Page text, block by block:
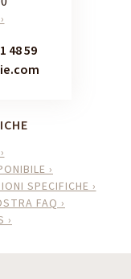
48 59
›
SPECIFICHE ›
FAQ ›
›